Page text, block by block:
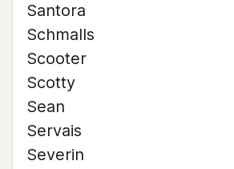
Santora
Schmalls
Scooter
Scotty
Sean
Servais
Severin